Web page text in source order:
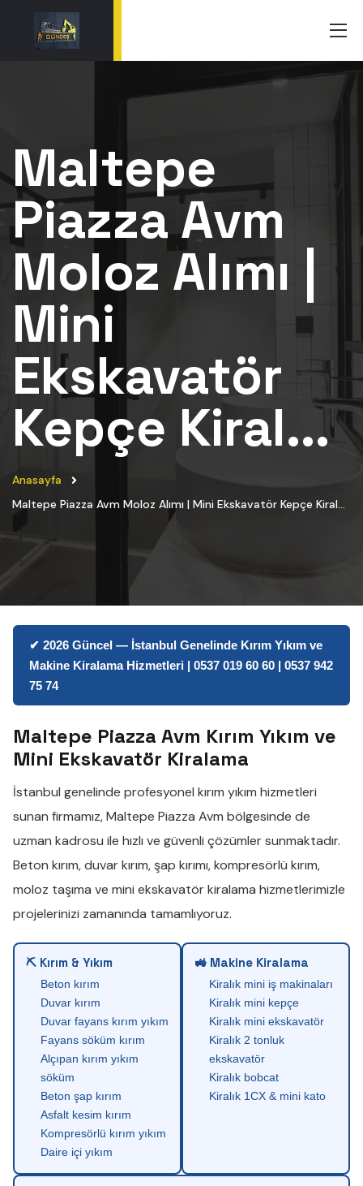
Maltepe
Piazza Avm
Moloz Alımı |
Mini
Ekskavatör
Kepçe Kiral...
Anasayfa
Maltepe Piazza Avm Moloz Alımı | Mini Ekskavatör Kepçe Kiral...
✔ 2026 Güncel — İstanbul Genelinde Kırım Yıkım ve
Makine Kiralama Hizmetleri | 0537 019 60 60 | 0537 942
75 74
Maltepe Piazza Avm Kırım Yıkım ve
Mini Ekskavatör Kiralama
İstanbul genelinde profesyonel kırım yıkım hizmetleri
sunan firmamız,Maltepe Piazza Avm bölgesinde de
uzman kadrosu ile hızlı ve güvenli çözümler sunmaktadır.
Beton kırım,duvar kırım,şap kırımı,kompresörlü kırım,
moloz taşıma ve mini ekskavatör kiralama hizmetlerimizle
projelerinizi zamanında tamamlıyoruz.
⛏ Kırım & Yıkım
Beton kırım
Duvar kırım
Duvar fayans kırım yıkım
Fayans söküm kırım
Alçıpan kırım yıkım
söküm
Beton şap kırım
Asfalt kesim kırım
Kompresörlü kırım yıkım
Daire içi yıkım
🚜 Makine Kiralama
Kiralık mini iş makinaları
Kiralık mini kepçe
Kiralık mini ekskavatör
Kiralık 2 tonluk
ekskavatör
Kiralık bobcat
Kiralık 1CX & mini kato